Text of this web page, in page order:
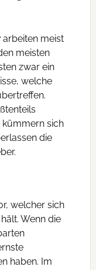
arbeiten meist
meisten
zwar ein
welche
kümmern sich
die
welcher sich
Wenn die
haben. Im